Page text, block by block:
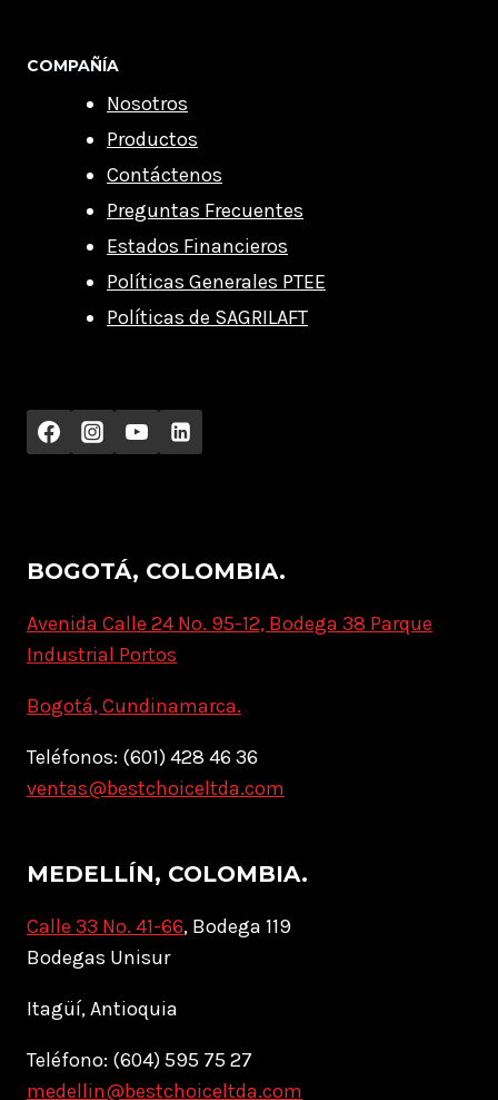
COMPAÑÍA
Nosotros
Productos
Contáctenos
Preguntas Frecuentes
Estados Financieros
Políticas Generales PTEE
Políticas de SAGRILAFT
BOGOTÁ, COLOMBIA.
Avenida Calle 24 No. 95-12, Bodega 38 Parque
Industrial Portos
Bogotá, Cundinamarca.
Teléfonos: (601) 428 46 36
ventas@bestchoiceltda.com
MEDELLÍN, COLOMBIA.
Calle 33 No. 41-66, Bodega 119
Bodegas Unisur
Itagüí, Antioquia
Teléfono: (604) 595 75 27
medellin@bestchoiceltda.com